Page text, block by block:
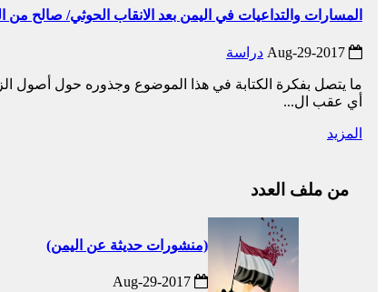
المسارات والتداعيات في اليمن بعد الانقاب الحوثي/ صالح
دراسة
ما يتصل بفكرة الكتابة في هذا الموضوع وجذوره حول أصول
أي عقب ال...
المزيد
من ملف العدد
(منشورات حديثة عن اليمن)